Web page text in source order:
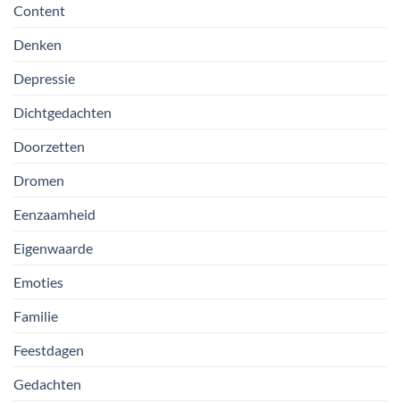
Content
Denken
Depressie
Dichtgedachten
Doorzetten
Dromen
Eenzaamheid
Eigenwaarde
Emoties
Familie
Feestdagen
Gedachten